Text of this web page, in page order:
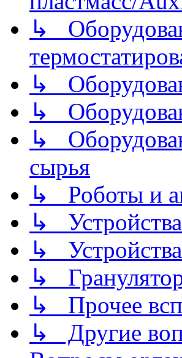
↳
↳
↳
↳
сырья
↳ Роботы и
↳
↳
↳
↳ Прочее
↳ Другие